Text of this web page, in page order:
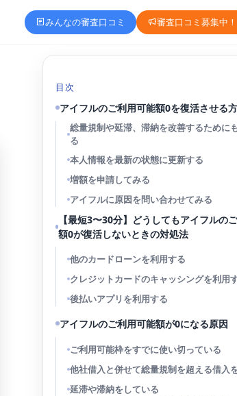
みんなの審査口コミ 審査口コミ募集中！
目次
アイフルのご利用可能額0を復活させる
総量規制や延滞、滞納を改善するために
る
本人情報を最新の状態に更新する
増額を申請してみる
アイフルに原因を問い合わせてみる
【最短3〜30分】どうしてもアイフルの
額0が復活しないときの対処法
他のカードローンを利用する
クレジットカードのキャッシングを利用
後払いアプリを利用する
アイフルのご利用可能額が0になる原因
ご利用可能枠をすでに使い切っている
他社借入と併せて総量規制を超える借入
延滞や滞納をしている